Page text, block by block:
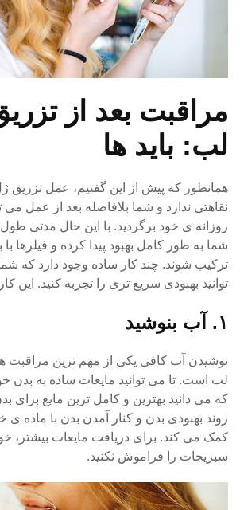
مراقبت بعد از
لب: باید ها
همانطور که پیش از این گفتیم، عمل تزریق
نقاهتی ندارد و شما بلافاصله بعد از عمل می
روزانه ی خود برگردید. با این حال مدتی
شما به طور کامل بهبود پیدا کرده و فیلرها
ترکیب شوند. چند کار ساده وجود دارد که شما
توانید بهبودی سریع تری را تجربه کنید. این
۱. آب بنوشید
نوشیدن آب کافی یکی از مهم ترین مراقبت
لب است. تا می توانید مایعات ساده به بدن
که می دانید بهترین و کامل ترین مایع برای
روند بهبودی بدن و کنار آمدن بدن با ماده
کمک می کند. برای دریافت مایعات بیشتر،
سبزیجات را فراموش نکنید.